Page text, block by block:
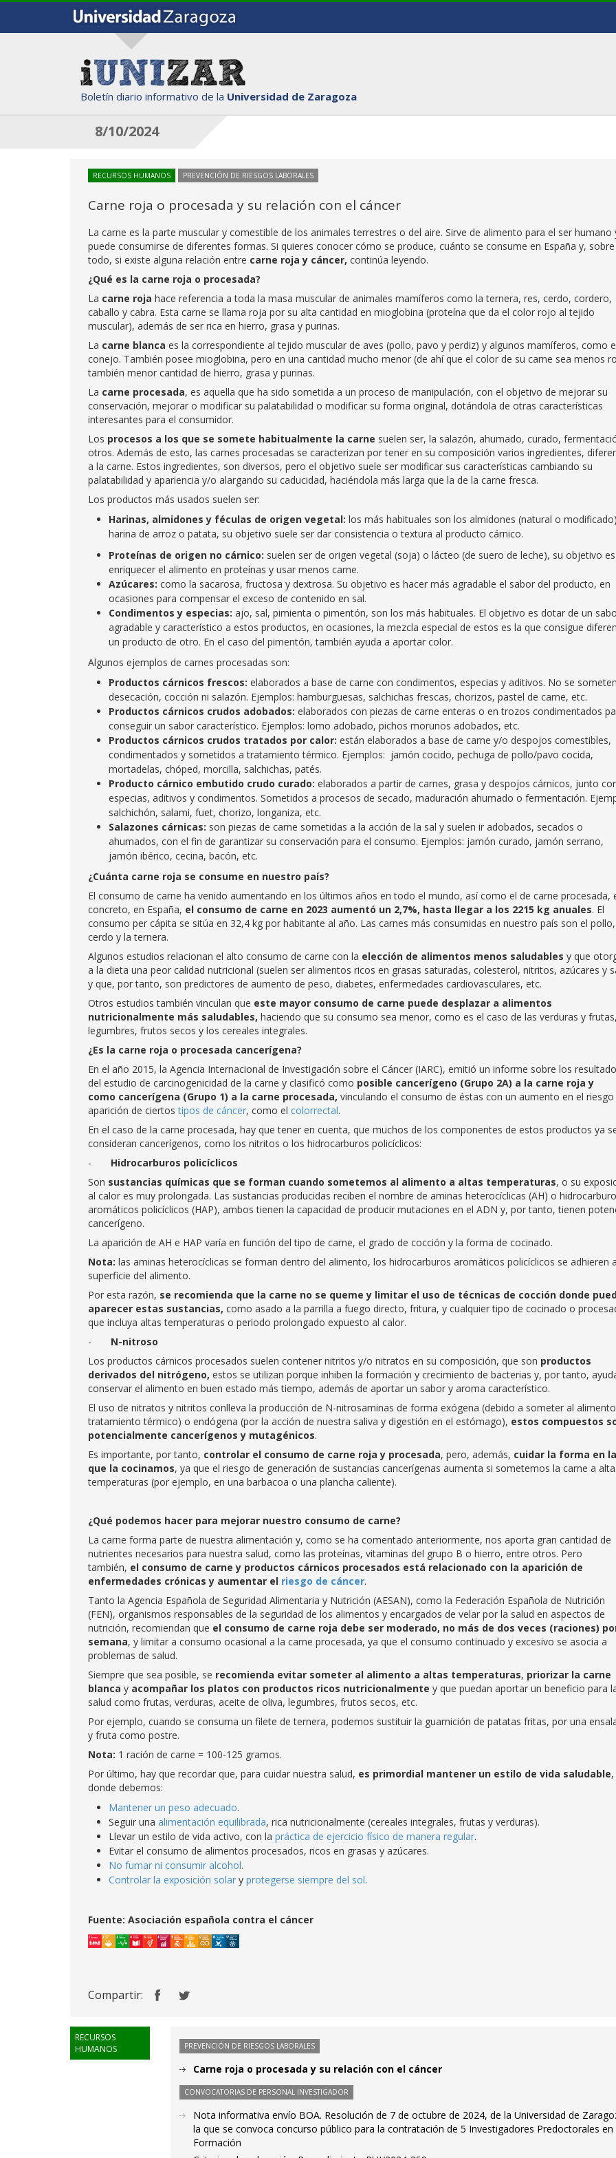
Boletín diario informativo de la Universidad de Zaragoza
8/10/2024
RECURSOS HUMANOS PREVENCIÓN DE RIESGOS LABORALES
Carne roja o procesada y su relación con el cáncer
La carne es la parte muscular y comestible de los animales terrestres o del aire. Sirve de alimento para el ser humano
puede consumirse de diferentes formas. Si quieres conocer cómo se produce, cuánto se consume en España y, sobre
todo, si existe alguna relación entre carne roja y cáncer, continúa leyendo.
¿Qué es la carne roja o procesada?
La carne roja hace referencia a toda la masa muscular de animales mamíferos como la ternera, res, cerdo, cordero,
caballo y cabra. Esta carne se llama roja por su alta cantidad en mioglobina (proteína que da el color rojo al tejido
muscular), además de ser rica en hierro, grasa y purinas.
La carne blanca es la correspondiente al tejido muscular de aves (pollo, pavo y perdiz) y algunos mamíferos, como
conejo. También posee mioglobina, pero en una cantidad mucho menor (de ahí que el color de su carne sea menos
también menor cantidad de hierro, grasa y purinas.
La carne procesada, es aquella que ha sido sometida a un proceso de manipulación, con el objetivo de mejorar su
conservación, mejorar o modificar su palatabilidad o modificar su forma original, dotándola de otras características
interesantes para el consumidor.
Los procesos a los que se somete habitualmente la carne suelen ser, la salazón, ahumado, curado,
otros. Además de esto, las carnes procesadas se caracterizan por tener en su composición varios ingredientes,
a la carne. Estos ingredientes, son diversos, pero el objetivo suele ser modificar sus características cambiando su
palatabilidad y apariencia y/o alargando su caducidad, haciéndola más larga que la de la carne fresca.
Los productos más usados suelen ser:
Harinas, almidones y féculas de origen vegetal: los más habituales son los almidones (natural o
harina de arroz o patata, su objetivo suele ser dar consistencia o textura al producto cárnico.
Proteínas de origen no cárnico: suelen ser de origen vegetal (soja) o lácteo (de suero de leche), su objetivo es
enriquecer el alimento en proteínas y usar menos carne.
Azúcares: como la sacarosa, fructosa y dextrosa. Su objetivo es hacer más agradable el sabor del producto, en
ocasiones para compensar el exceso de contenido en sal.
Condimentos y especias: ajo, sal, pimienta o pimentón, son los más habituales. El objetivo es dotar de un
agradable y característico a estos productos, en ocasiones, la mezcla especial de estos es la que consigue
un producto de otro. En el caso del pimentón, también ayuda a aportar color.
Algunos ejemplos de carnes procesadas son:
Productos cárnicos frescos: elaborados a base de carne con condimentos, especias y aditivos. No se
desecación, cocción ni salazón. Ejemplos: hamburguesas, salchichas frescas, chorizos, pastel de carne, etc.
Productos cárnicos crudos adobados: elaborados con piezas de carne enteras o en trozos condimentados
conseguir un sabor característico. Ejemplos: lomo adobado, pichos morunos adobados, etc.
Productos cárnicos crudos tratados por calor: están elaborados a base de carne y/o despojos comestibles,
condimentados y sometidos a tratamiento térmico. Ejemplos: jamón cocido, pechuga de pollo/pavo cocida,
mortadelas, chóped, morcilla, salchichas, patés.
Producto cárnico embutido crudo curado: elaborados a partir de carnes, grasa y despojos cárnicos, junto
especias, aditivos y condimentos. Sometidos a procesos de secado, maduración ahumado o fermentación.
salchichón, salami, fuet, chorizo, longaniza, etc.
Salazones cárnicas: son piezas de carne sometidas a la acción de la sal y suelen ir adobados, secados o
ahumados, con el fin de garantizar su conservación para el consumo. Ejemplos: jamón curado, jamón serrano,
jamón ibérico, cecina, bacón, etc.
¿Cuánta carne roja se consume en nuestro país?
El consumo de carne ha venido aumentando en los últimos años en todo el mundo, así como el de carne procesada,
concreto, en España, el consumo de carne en 2023 aumentó un 2,7%, hasta llegar a los 2215 kg anuales. El
consumo per cápita se sitúa en 32,4 kg por habitante al año. Las carnes más consumidas en nuestro país son el
cerdo y la ternera.
Algunos estudios relacionan el alto consumo de carne con la elección de alimentos menos saludables y que
a la dieta una peor calidad nutricional (suelen ser alimentos ricos en grasas saturadas, colesterol, nitritos, azúcares y
y que, por tanto, son predictores de aumento de peso, diabetes, enfermedades cardiovasculares, etc.
Otros estudios también vinculan que este mayor consumo de carne puede desplazar a alimentos
nutricionalmente más saludables, haciendo que su consumo sea menor, como es el caso de las verduras y frutas,
legumbres, frutos secos y los cereales integrales.
¿Es la carne roja o procesada cancerígena?
En el año 2015, la Agencia Internacional de Investigación sobre el Cáncer (IARC), emitió un informe sobre los
del estudio de carcinogenicidad de la carne y clasificó como posible cancerígeno (Grupo 2A) a la carne roja y
como cancerígena (Grupo 1) a la carne procesada, vinculando el consumo de éstas con un aumento en el riesgo
aparición de ciertostipos de cáncer, como el colorrectal.
En el caso de la carne procesada, hay que tener en cuenta, que muchos de los componentes de estos productos ya
consideran cancerígenos, como los nitritos o los hidrocarburos policíclicos:
- Hidrocarburos policíclicos
Son sustancias químicas que se forman cuando sometemos al alimento a altas temperaturas, o su
al calor es muy prolongada. Las sustancias producidas reciben el nombre de aminas heterocíclicas (AH) o
aromáticos policíclicos (HAP), ambos tienen la capacidad de producir mutaciones en el ADN y, por tanto, tienen
cancerígeno.
La aparición de AH e HAP varía en función del tipo de carne, el grado de cocción y la forma de cocinado.
Nota: las aminas heterocíclicas se forman dentro del alimento, los hidrocarburos aromáticos policíclicos se adhieren
superficie del alimento.
Por esta razón, se recomienda que la carne no se queme y limitar el uso de técnicas de cocción donde
aparecer estas sustancias, como asado a la parrilla a fuego directo, fritura, y cualquier tipo de cocinado o
que incluya altas temperaturas o periodo prolongado expuesto al calor.
- N-nitroso
Los productos cárnicos procesados suelen contener nitritos y/o nitratos en su composición, que son productos
derivados del nitrógeno, estos se utilizan porque inhiben la formación y crecimiento de bacterias y, por tanto,
conservar el alimento en buen estado más tiempo, además de aportar un sabor y aroma característico.
El uso de nitratos y nitritos conlleva la producción de N-nitrosaminas de forma exógena (debido a someter al
tratamiento térmico) o endógena (por la acción de nuestra saliva y digestión en el estómago), estos compuestos
potencialmente cancerígenos y mutagénicos.
Es importante, por tanto, controlar el consumo de carne roja y procesada, pero, además, cuidar la forma en la
que la cocinamos, ya que el riesgo de generación de sustancias cancerígenas aumenta si sometemos la carne a
temperaturas (por ejemplo, en una barbacoa o una plancha caliente).
¿Qué podemos hacer para mejorar nuestro consumo de carne?
La carne forma parte de nuestra alimentación y, como se ha comentado anteriormente, nos aporta gran cantidad de
nutrientes necesarios para nuestra salud, como las proteínas, vitaminas del grupo B o hierro, entre otros. Pero
también, el consumo de carne y productos cárnicos procesados está relacionado con la aparición de
enfermedades crónicas y aumentar el riesgo de cáncer.
Tanto la Agencia Española de Seguridad Alimentaria y Nutrición (AESAN), como la Federación Española de Nutrición
(FEN), organismos responsables de la seguridad de los alimentos y encargados de velar por la salud en aspectos de
nutrición, recomiendan que el consumo de carne roja debe ser moderado, no más de dos veces (raciones)
semana, y limitar a consumo ocasional a la carne procesada, ya que el consumo continuado y excesivo se asocia a
problemas de salud.
Siempre que sea posible, se recomienda evitar someter al alimento a altas temperaturas, priorizar la carne
blanca y acompañar los platos con productos ricos nutricionalmente y que puedan aportar un beneficio para
salud como frutas, verduras, aceite de oliva, legumbres, frutos secos, etc.
Por ejemplo, cuando se consuma un filete de ternera, podemos sustituir la guarnición de patatas fritas, por una
y fruta como postre.
Nota: 1 ración de carne = 100-125 gramos.
Por último, hay que recordar que, para cuidar nuestra salud, es primordial mantener un estilo de vida saludable,
donde debemos:
Mantener un peso adecuado.
Seguir una alimentación equilibrada, rica nutricionalmente (cereales integrales, frutas y verduras).
Llevar un estilo de vida activo, con la práctica de ejercicio físico de manera regular.
Evitar el consumo de alimentos procesados, ricos en grasas y azúcares.
No fumar ni consumir alcohol.
Controlar la exposición solar y protegerse siempre del sol.
Fuente: Asociación española contra el cáncer
Compartir:
RECURSOS
HUMANOS
PREVENCIÓN DE RIESGOS LABORALES
Carne roja o procesada y su relación con el cáncer
CONVOCATORIAS DE PERSONAL INVESTIGADOR
Nota informativa envío BOA. Resolución de 7 de octubre de 2024, de la Universidad de
la que se convoca concurso público para la contratación de 5 Investigadores Predoctorales en
Formación